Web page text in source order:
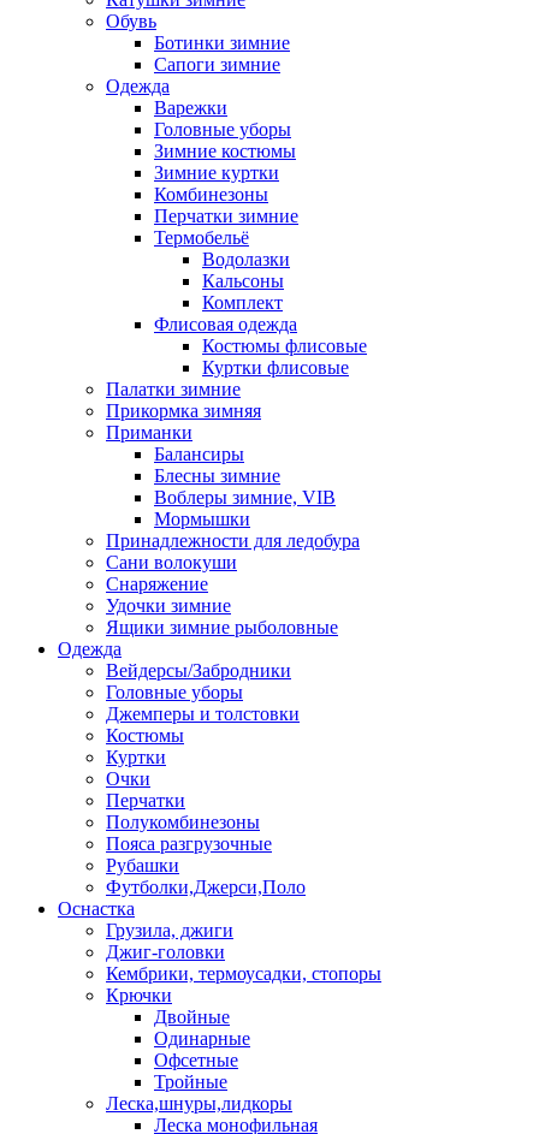
Обувь
Ботинки зимние
Сапоги зимние
Одежда
Варежки
Головные уборы
Зимние костюмы
Зимние куртки
Комбинезоны
Перчатки зимние
Термобельё
Водолазки
Кальсоны
Комплект
Флисовая одежда
Костюмы флисовые
Куртки флисовые
Палатки зимние
Прикормка зимняя
Приманки
Балансиры
Блесны зимние
Воблеры зимние, VIB
Мормышки
Принадлежности для ледобура
Сани волокуши
Снаряжение
Удочки зимние
Ящики зимние рыболовные
Одежда
Вейдерсы/Забродники
Головные уборы
Джемперы и толстовки
Костюмы
Куртки
Очки
Перчатки
Полукомбинезоны
Пояса разгрузочные
Рубашки
Футболки,Джерси,Поло
Оснастка
Грузила, джиги
Джиг-головки
Кембрики, термоусадки, стопоры
Крючки
Двойные
Одинарные
Офсетные
Тройные
Леска,шнуры,лидкоры
Леска монофильная